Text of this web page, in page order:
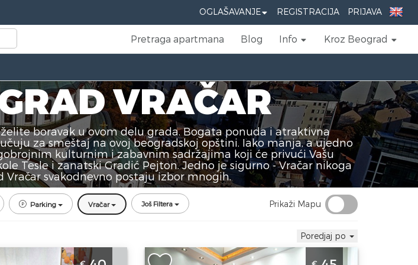
OGLAŠAVANJE REGISTRACIJA PRIJAVA
Pretraga apartmana Blog Info Kroz Beograd
VRAČAR
boravak u ovom delu grada. Bogata ponuda i atraktivna
za smeštaj na ovoj beogradskoj opštini. Iako manja, a ujedno
kulturnim i zabavnim sadržajima koji će privući Vašu
Tesle i zanatski Gradić Pejton. Jedno je sigurno - Vračar nikoga
svakodnevno postaju izbor mnogih.
Parking Vračar Još Filtera Prikaži Mapu
Poredjaj po
City Nest Beograd
Apartman Royal 1 u Beogradu se nalazi